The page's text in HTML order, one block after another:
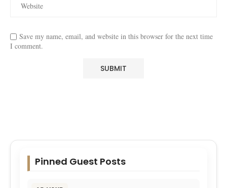
Save my name, email, and website in this browser for the next time
I comment.
Pinned Guest Posts